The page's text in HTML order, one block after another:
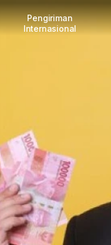
Mitra
Pengiriman
Internasional